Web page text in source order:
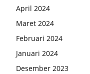
April 2024
Maret 2024
Februari 2024
Januari 2024
Desember 2023